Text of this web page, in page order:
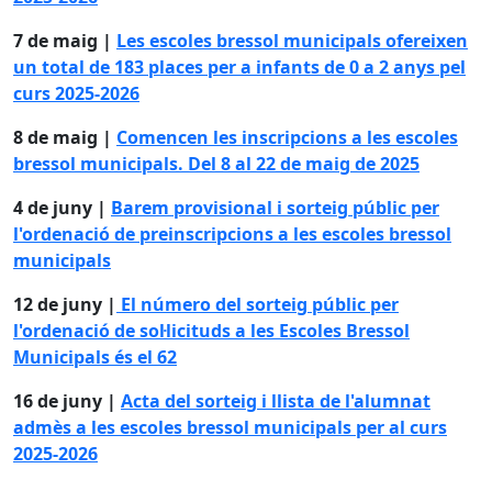
7 de maig | Les escoles bressol municipals ofereixen
un total de 183 places per a infants de 0 a 2 anys pel
curs 2025-2026
8 de maig | Comencen les inscripcions a les escoles
bressol municipals. Del 8 al 22 de maig de 2025
4 de juny | Barem provisional i sorteig públic per
l'ordenació de preinscripcions a les escoles bressol
municipals
12 de juny | El número del sorteig públic per
l'ordenació de sol·licituds a les Escoles Bressol
Municipals és el 62
16 de juny | Acta del sorteig i llista de l'alumnat
admès a les escoles bressol municipals per al curs
2025-2026